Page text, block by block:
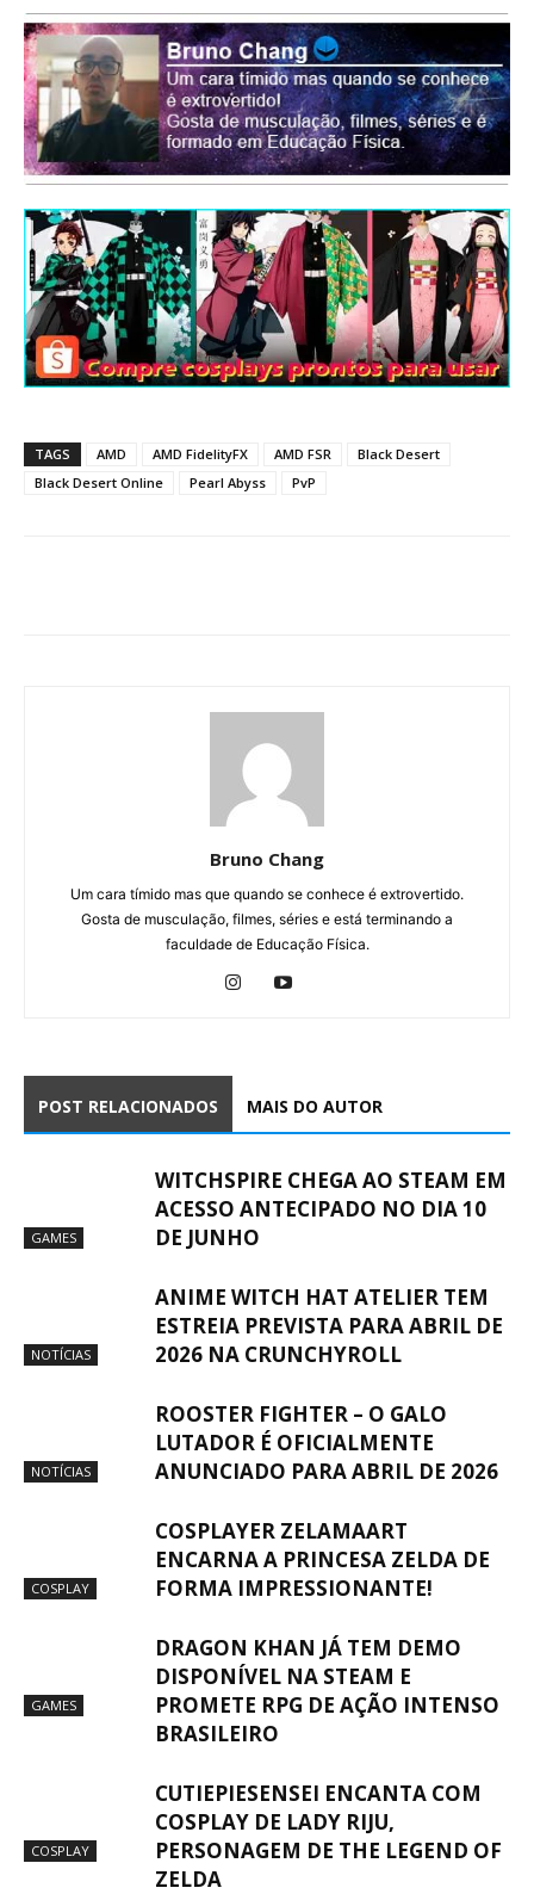
TAGS AMD AMD FidelityFX AMD FSR
Black Desert
Black Desert Online
Pearl Abyss PvP
Bruno Chang
Um cara tímido mas que quando se conhece é extrovertido.
Gosta de musculação, filmes, séries e está terminando a
faculdade de Educação Física.
POST RELACIONADOS MAIS DO AUTOR
GAMES
WITCHSPIRE CHEGA AO STEAM EM
ACESSO ANTECIPADO NO DIA 10
DE JUNHO
NOTÍCIAS
ANIME WITCH HAT ATELIER TEM
ESTREIA PREVISTA PARA ABRIL DE
2026 NA CRUNCHYROLL
NOTÍCIAS
ROOSTER FIGHTER – O GALO
LUTADOR É OFICIALMENTE
ANUNCIADO PARA ABRIL DE 2026
COSPLAY
COSPLAYER ZELAMAART
ENCARNA A PRINCESA ZELDA DE
FORMA IMPRESSIONANTE!
GAMES
DRAGON KHAN JÁ TEM DEMO
DISPONÍVEL NA STEAM E
PROMETE RPG DE AÇÃO INTENSO
BRASILEIRO
COSPLAY
CUTIEPIESENSEI ENCANTA COM
COSPLAY DE LADY RIJU,
PERSONAGEM DE THE LEGEND OF
ZELDA